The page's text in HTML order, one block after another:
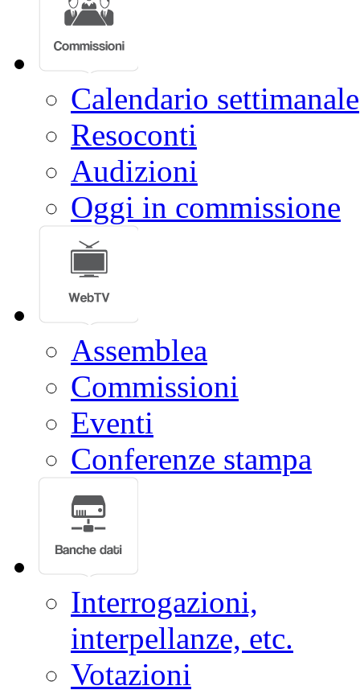
Calendario settimanale
Resoconti
Audizioni
Oggi in commissione
Assemblea
Commissioni
Eventi
Conferenze stampa
Interrogazioni,
interpellanze, etc.
Votazioni